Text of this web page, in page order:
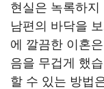
현실은 녹록하지
남편의 바닥을
에 깔끔한 이혼
음을 무겁게 했
할 수 있는 방법